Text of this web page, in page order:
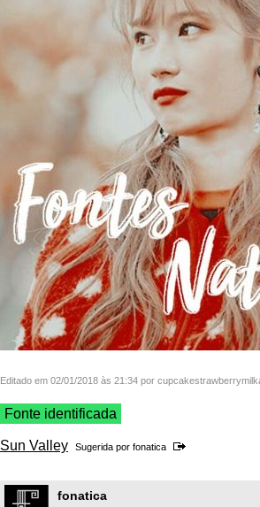
Editado em 02/01/2018 às 21:34 por
Fonte identificada
Sun Valley Sugerida por fonatica
fonatica